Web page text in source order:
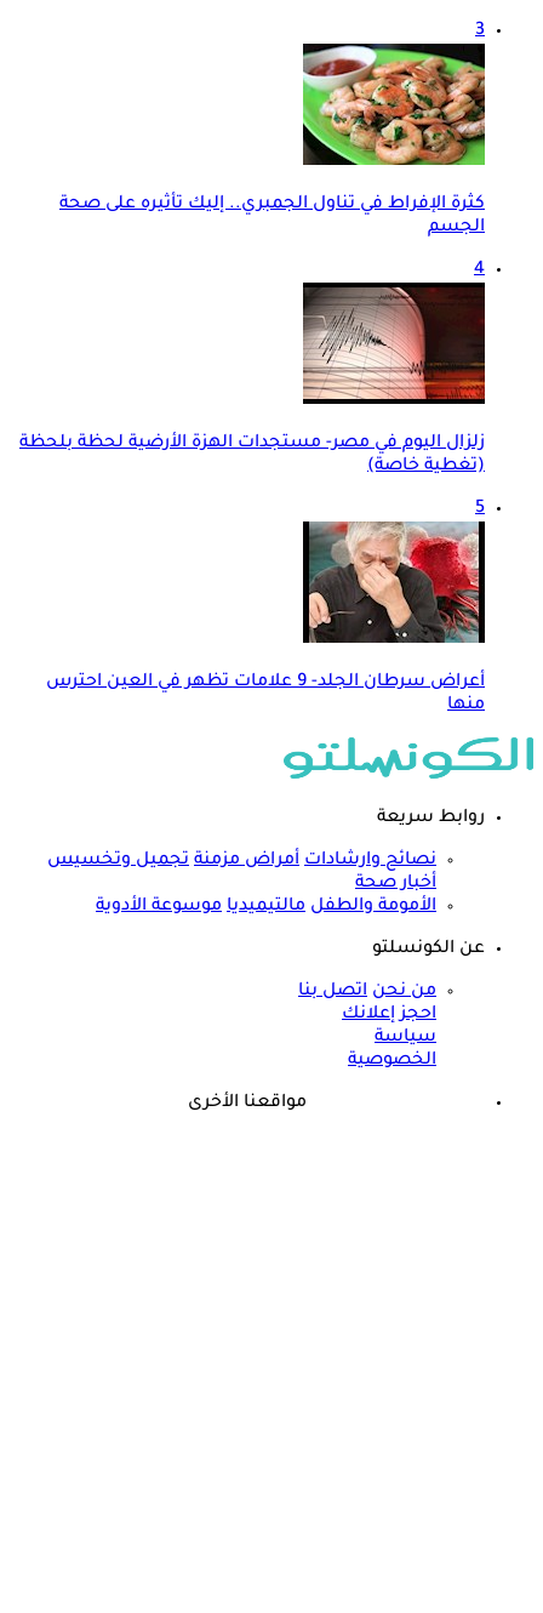
3
كثرة الإفراط في تناول الجمبري.. إليك تأثيره على صحة
الجسم
4
زلزال اليوم في مصر- مستجدات الهزة الأرضية لحظة بلحظة
(تغطية خاصة)
5
أعراض سرطان الجلد- 9 علامات تظهر في العين احترس
منها
روابط سريعة
نصائح وارشادات أمراض مزمنة تجميل وتخسيس
أخبار صحة
الأمومة والطفل مالتيميديا موسوعة الأدوية
عن الكونسلتو
من نحن اتصل بنا
احجز إعلانك
سياسة
الخصوصية
مواقعنا الأخرى